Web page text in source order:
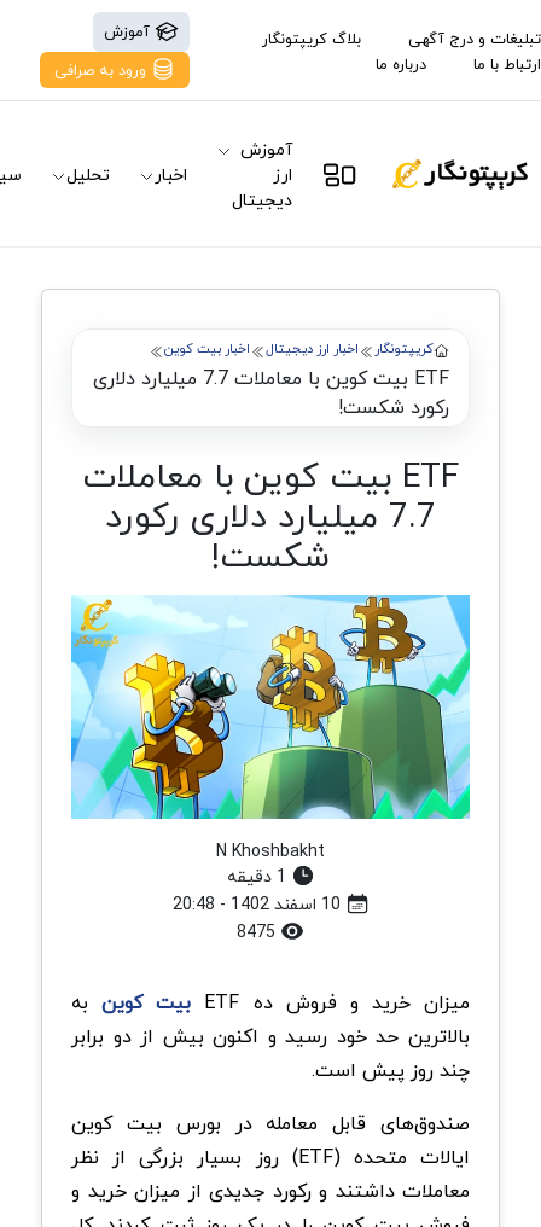
تبلیغات و درج آگهی
بلاگ کریپتونگار
ارتباط با ما
درباره ما
آموزش
ورود به صرافی
آموزش
ارز
دیجیتال
اخبار تحلیل
کریپتونگار اخبار ارز دیجیتال اخبار بیت کوین
ETF بیت کوین با معاملات 7.7 میلیارد دلاری
رکورد شکست!
ETF بیت کوین با معاملات
7.7 میلیارد دلاری رکورد
شکست!
N Khoshbakht
میزان خرید و فروش ده ETF بیت کوینبه
بالاترین حد خود رسید و اکنون بیش از دو برابر
چند روز پیش است.
صندوق‌های قابل معامله در بورس بیت کوین
ایالات متحده (ETF) روز بسیار بزرگی از نظر
معاملات داشتند و رکورد جدیدی از میزان خرید و